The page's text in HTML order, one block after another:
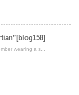
wearing a s...